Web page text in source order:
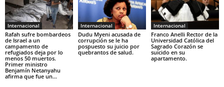
Internacional
Rafah sufre bombardeos
de Israel a un
campamento de
refugiados deja por lo
menos 50 muertos.
Primer ministro
Benjamín Netanyahu
afirma que fue un...
Internacional
Dudu Myeni acusada de
corrupción se le ha
pospuesto su juicio por
quebrantos de salud.
Internacional
Franco Anelli Rector de la
Universidad Católica del
Sagrado Corazón se
suicido en su
apartamento.